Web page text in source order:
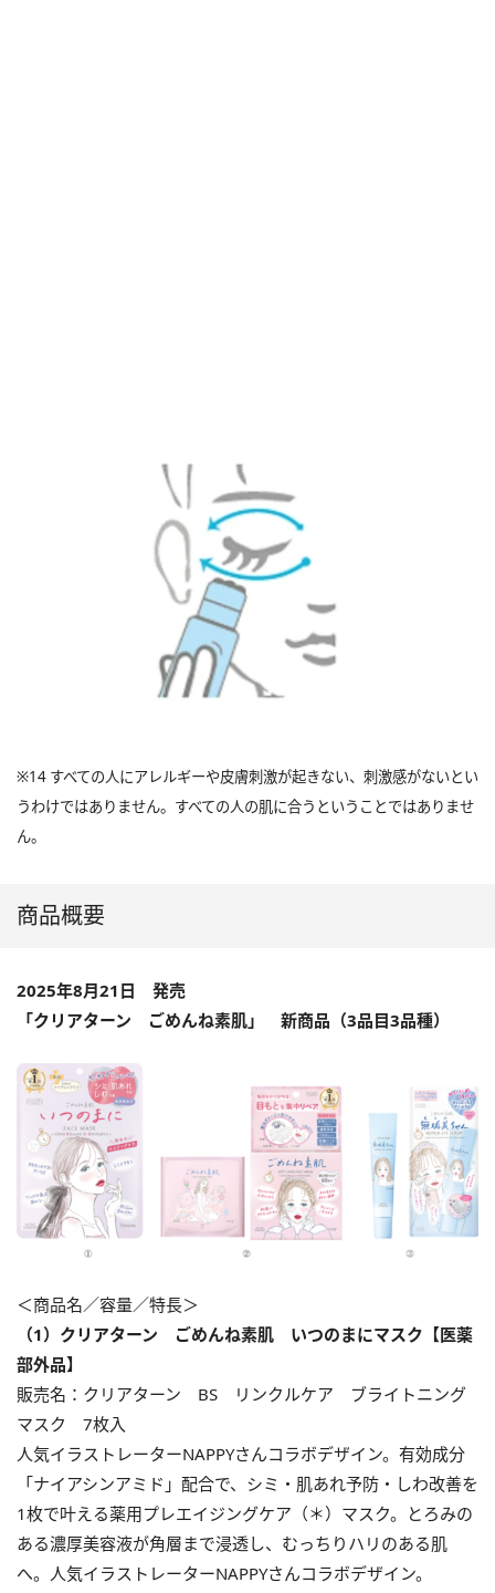
※14 すべての人にアレルギーや皮膚刺激が起きない、刺激感がないとい
うわけではありません。すべての人の肌に合うということではありませ
ん。
商品概要
2025年8月21日 発売
「クリアターン ごめんね素肌」 新商品（3品目3品種）
＜商品名／容量／特長＞
（1）クリアターン ごめんね素肌 いつのまにマスク【医薬
部外品】
販売名：クリアターン BS リンクルケア ブライトニング
マスク 7枚入
人気イラストレーターNAPPYさんコラボデザイン。有効成分
「ナイアシンアミド」配合で、シミ・肌あれ予防・しわ改善を
1枚で叶える薬用プレエイジングケア（＊）マスク。とろみの
ある濃厚美容液が角層まで浸透し、むっちりハリのある肌
へ。人気イラストレーターNAPPYさんコラボデザイン。